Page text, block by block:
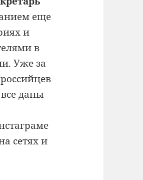
еще
и
в
Уже за
даны
сетях и